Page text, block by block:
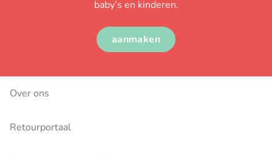
baby’s en kinderen.
aanmaken
Over ons
Retourportaal